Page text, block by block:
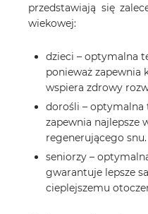
przedstawiają się
wiekowej:
dzieci – optymalna
ponieważ zapewnia
wspiera zdrowy
dorośli – optymalna
zapewnia najlepsze
regenerującego snu.
seniorzy –
gwarantuje lepsze
cieplejszemu